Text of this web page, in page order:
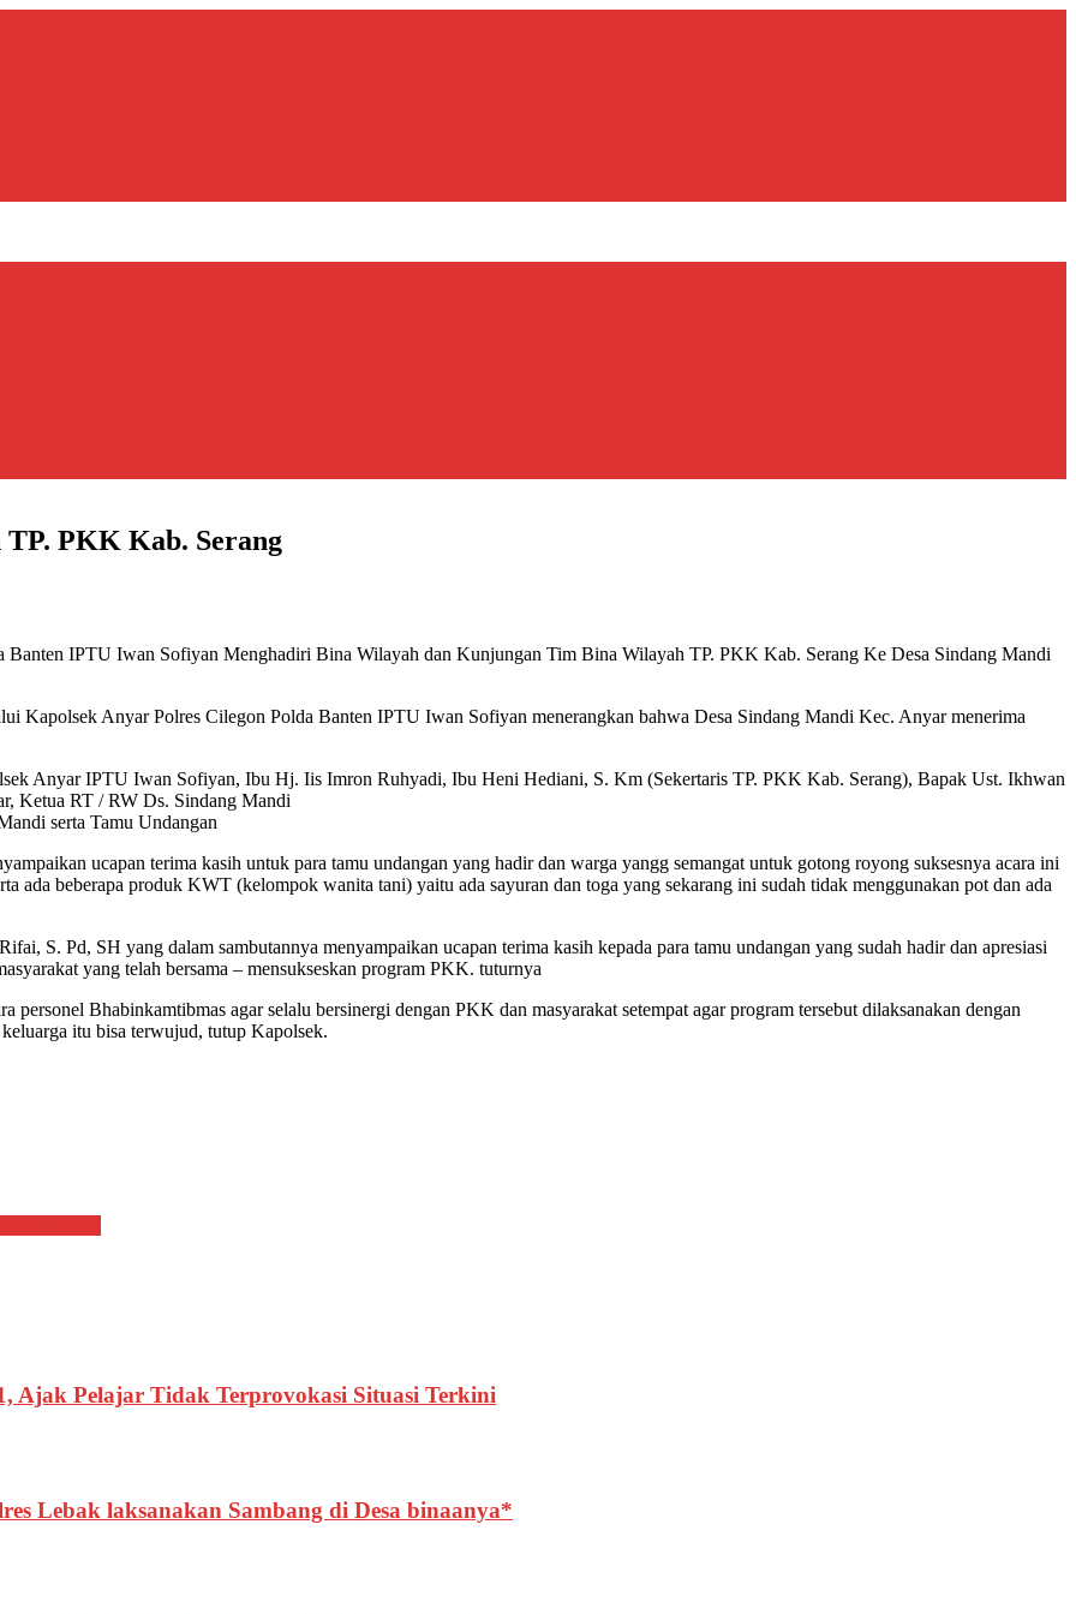
PKK Kab. Serang
IPTU Iwan Sofiyan Menghadiri Bina Wilayah dan Kunjungan Tim Bina Wilayah TP. PKK Kab. Serang Ke Desa Sindang Mandi
Kapolsek Anyar Polres Cilegon Polda Banten IPTU Iwan Sofiyan menerangkan bahwa Desa Sindang Mandi Kec. Anyar menerima
Anyar IPTU Iwan Sofiyan, Ibu Hj. Iis Imron Ruhyadi, Ibu Heni Hediani, S. Km (Sekertaris TP. PKK Kab. Serang), Bapak Ust. Ikhwan
Ketua RT / RW Ds. Sindang Mandi
serta Tamu Undangan
ucapan terima kasih untuk para tamu undangan yang hadir dan warga yangg semangat untuk gotong royong suksesnya acara ini
ada beberapa produk KWT (kelompok wanita tani) yaitu ada sayuran dan toga yang sekarang ini sudah tidak menggunakan pot dan ada
S. Pd, SH yang dalam sambutannya menyampaikan ucapan terima kasih kepada para tamu undangan yang sudah hadir dan apresiasi
yang telah bersama – mensukseskan program PKK. tuturnya
Bhabinkamtibmas agar selalu bersinergi dengan PKK dan masyarakat setempat agar program tersebut dilaksanakan dengan
itu bisa terwujud, tutup Kapolsek.
Ajak Pelajar Tidak Terprovokasi Situasi Terkini
Lebak laksanakan Sambang di Desa binaanya*